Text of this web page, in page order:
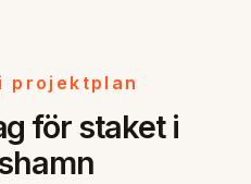
projektplan
för staket i